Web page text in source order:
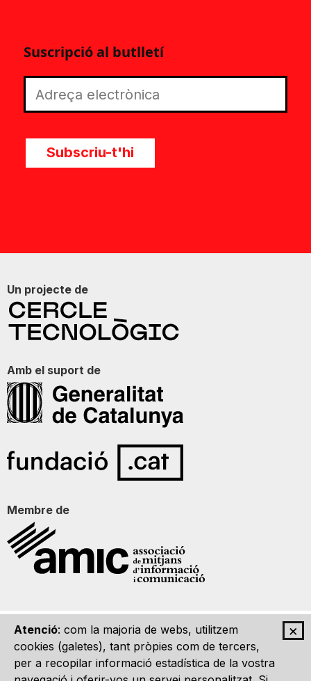
×
Atenció: com la majoria de webs, utilitzem
cookies (galetes), tant pròpies com de tercers,
per a recopilar informació estadística de la vostra
Suscripció al butlletí
Subscriu-t'hi
Un projecte de
Amb el suport de
Membre de
Qui som Contacte Imatge Gràfica Avís legal